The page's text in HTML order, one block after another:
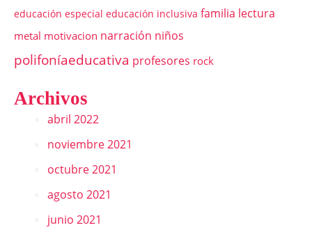
educación especial educación inclusiva familia lectura
metal motivacion narración niños
polifoníaeducativa profesores rock
Archivos
abril 2022
noviembre 2021
octubre 2021
agosto 2021
junio 2021